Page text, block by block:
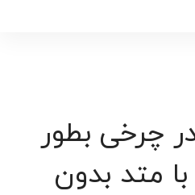
چرخی بطور
متد بدون